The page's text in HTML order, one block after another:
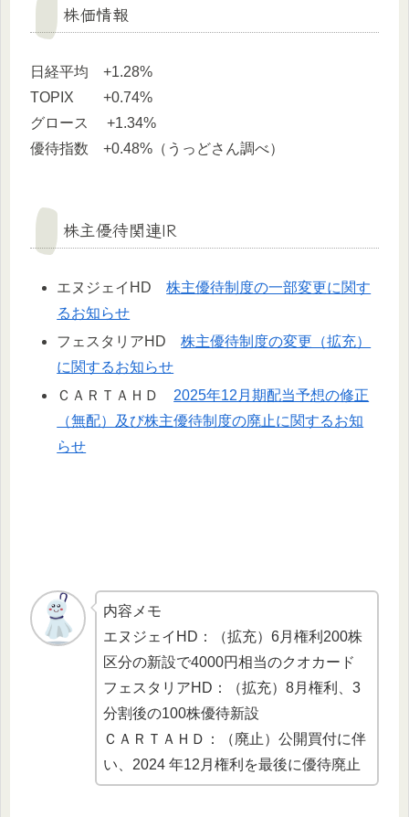
株価情報
日経平均 +1.28%
TOPIX +0.74%
グロース +1.34%
優待指数 +0.48%（うっどさん調べ）
株主優待関連IR
エヌジェイHD株主優待制度の一部変更に関す
るお知らせ
フェスタリアHD株主優待制度の変更（拡充）
に関するお知らせ
ＣＡＲＴＡＨＤ2025年12月期配当予想の修正
（無配）及び株主優待制度の廃止に関するお知
らせ
内容メモ
エヌジェイHD：（拡充）6月権利200株
区分の新設で4000円相当のクオカード
フェスタリアHD：（拡充）8月権利、3
分割後の100株優待新設
ＣＡＲＴＡＨＤ：（廃止）公開買付に伴
い、2024 年12月権利を最後に優待廃止